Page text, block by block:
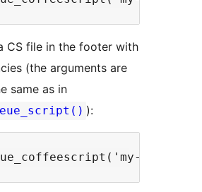
CS file in the footer with
(the arguments are
same as in
):